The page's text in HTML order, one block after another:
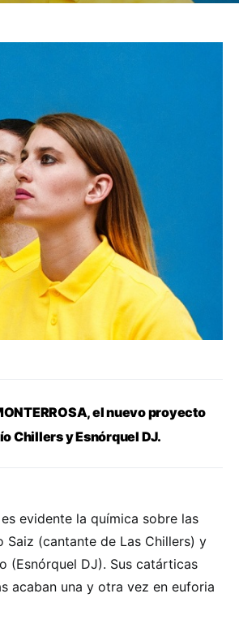
el nuevo proyecto
Chillers y Esnórquel DJ.
evidente la química sobre las
Saiz (cantante de Las Chillers) y
(Esnórquel DJ). Sus catárticas
acaban una y otra vez en euforia